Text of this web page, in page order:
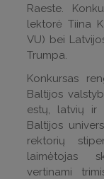
Raeste.
lektorė Tiina
VU) bei
Trumpa.
Konkursas
Baltijos
estų, latvių ir
Baltijos
rektorių
laimėtojas
vertinami